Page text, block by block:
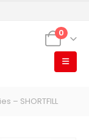
0
– SHORTFILL